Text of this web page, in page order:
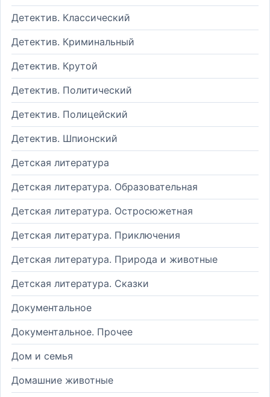
Детектив. Классический
Детектив. Криминальный
Детектив. Крутой
Детектив. Политический
Детектив. Полицейский
Детектив. Шпионский
Детская литература
Детская литература. Образовательная
Детская литература. Остросюжетная
Детская литература. Приключения
Детская литература. Природа и животные
Детская литература. Сказки
Документальное
Документальное. Прочее
Дом и семья
Домашние животные